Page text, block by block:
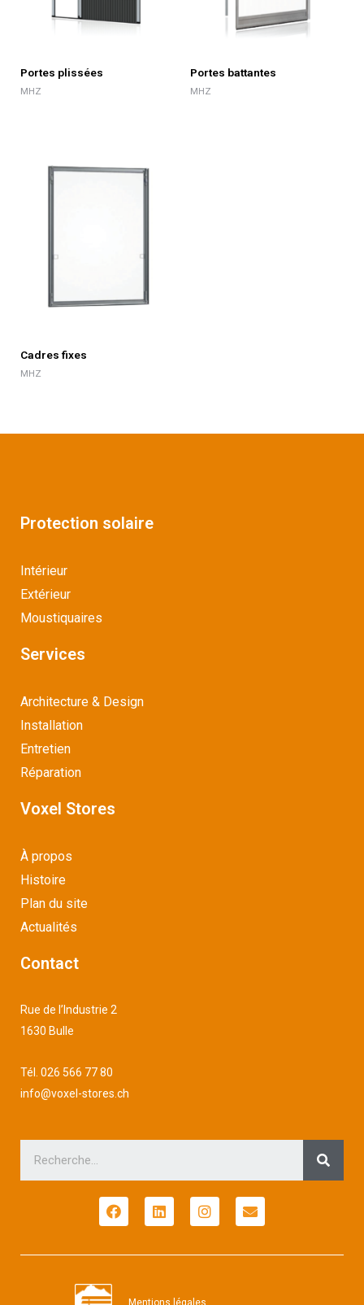
Portes plissées
MHZ
Portes battantes
MHZ
Cadres fixes
MHZ
Protection solaire
Intérieur
Extérieur
Moustiquaires
Services
Architecture & Design
Installation
Entretien
Réparation
Voxel Stores
À propos
Histoire
Plan du site
Actualités
Contact
Rue de l’Industrie 2
1630 Bulle
Tél. 026 566 77 80
info@voxel-stores.ch